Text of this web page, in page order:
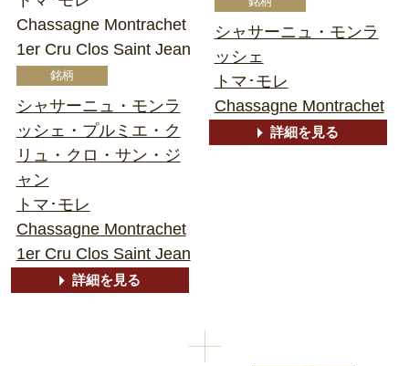
Chassagne Montrachet
1er Cru Clos Saint Jean
シャサーニュ・モンラ
ッシェ・プルミエ・ク
リュ・クロ・サン・ジ
ャン
トマ･モレ
Chassagne Montrachet
1er Cru Clos Saint Jean
詳細を見る
シャサーニュ・モンラ
ッシェ
トマ･モレ
Chassagne Montrachet
詳細を見る